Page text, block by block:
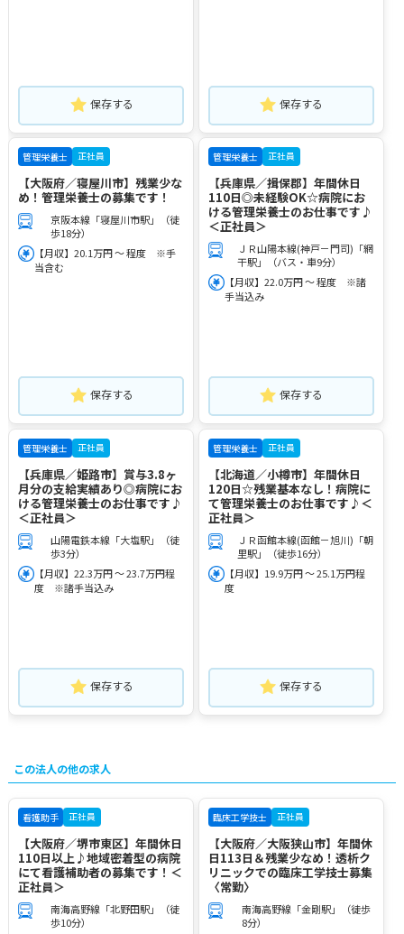
保存する 保存する
管理栄養士 正社員
【大阪府／寝屋川市】残業少な
め！管理栄養士の募集です！
京阪本線「寝屋川市駅」（徒
歩18分）
【月収】20.1万円 ～ 程度 ※手
当含む
保存する
管理栄養士 正社員
【兵庫県／揖保郡】年間休日
110日◎未経験OK☆病院にお
ける管理栄養士のお仕事です♪
＜正社員＞
ＪＲ山陽本線(神戸－門司)「網
干駅」（バス・車9分）
【月収】22.0万円 ～ 程度 ※諸
手当込み
保存する
管理栄養士 正社員
【兵庫県／姫路市】賞与3.8ヶ
月分の支給実績あり◎病院にお
ける管理栄養士のお仕事です♪
＜正社員＞
山陽電鉄本線「大塩駅」（徒
歩3分）
【月収】22.3万円 ～ 23.7万円程
度 ※諸手当込み
保存する
管理栄養士 正社員
【北海道／小樽市】年間休日
120日☆残業基本なし！病院に
て管理栄養士のお仕事です♪＜
正社員＞
ＪＲ函館本線(函館－旭川)「朝
里駅」（徒歩16分）
【月収】19.9万円 ～ 25.1万円程
度
保存する
この法人の他の求人
看護助手 正社員
【大阪府／堺市東区】年間休日
110日以上♪地域密着型の病院
にて看護補助者の募集です！＜
正社員＞
南海高野線「北野田駅」（徒
歩10分）
臨床工学技士 正社員
【大阪府／大阪狭山市】年間休
日113日＆残業少なめ！透析ク
リニックでの臨床工学技士募集
〈常勤〉
南海高野線「金剛駅」（徒歩
8分）